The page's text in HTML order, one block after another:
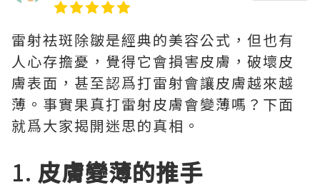
雷射祛斑除皺是經典的美容公式，但也有
人心存擔憂，覺得它會損害皮膚，破壞皮
膚表面，甚至認爲打雷射會讓皮膚越來越
薄。事實果真打雷射皮膚會變薄嗎？下面
就爲大家揭開迷思的真相。
1. 皮膚變薄的推手